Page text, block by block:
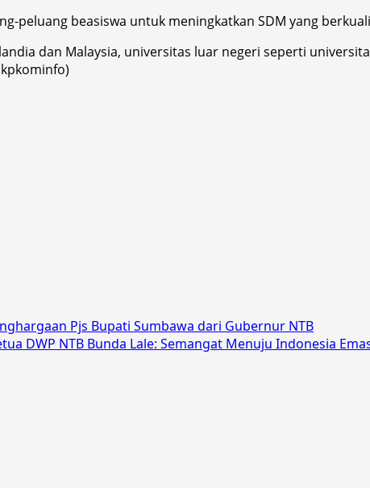
peluang beasiswa untuk meningkatkan SDM yang
dan Malaysia, universitas luar negeri seperti
Pjs Bupati Sumbawa dari Gubernur NTB
DWP NTB Bunda Lale: Semangat Menuju Indonesia